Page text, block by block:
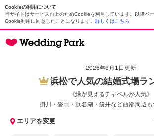
Cookieの利用について
当サイトはサービス向上のためCookieを利用しています。以降ペ
Cookie利用に同意したことになります。 詳しくはこちら
2026年8月1日更新
浜松で人気の結婚式場ラ
《緑が見えるチャペルが人気》
掛川・磐田・浜名湖・袋井など西部周辺
エリアを変更